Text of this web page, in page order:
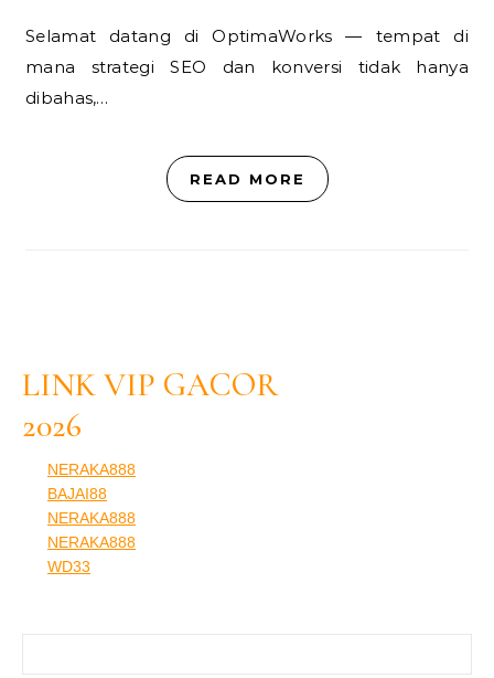
Selamat datang di OptimaWorks — tempat di
mana strategi SEO dan konversi tidak hanya
dibahas,…
READ MORE
LINK VIP GACOR
2026
NERAKA888
BAJAI88
NERAKA888
NERAKA888
WD33